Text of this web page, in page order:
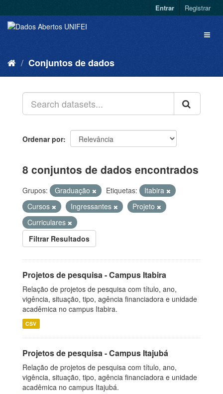
Entrar Registrar
Conjuntos de dados
Ordenar por
8 conjuntos de dados encontrados
Grupos: Graduação Etiquetas:
Itabira
Cursos
Ingressantes
Projeto
Curriculares
Filtrar Resultados
Projetos de pesquisa - Campus Itabira
Relação de projetos de pesquisa com título, ano,
vigência, situação, tipo, agência financiadora e unidade
acadêmica no campus Itabira.
CSV
Projetos de pesquisa - Campus Itajubá
Relação de projetos de pesquisa com título, ano,
vigência, situação, tipo, agência financiadora e unidade
acadêmica no campus Itajubá.